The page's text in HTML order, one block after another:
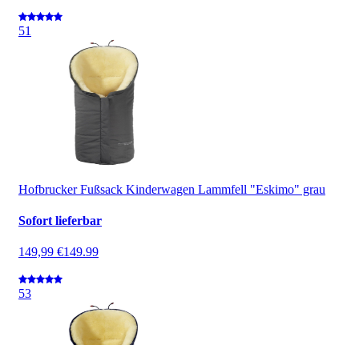
51
Hofbrucker Fußsack Kinderwagen Lammfell "Eskimo" grau
Sofort lieferbar
149,99 €149.99
53